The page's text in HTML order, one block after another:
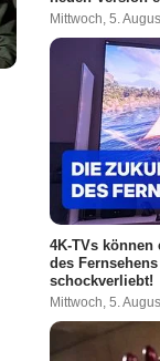
Mittwoch, 5.
4K-TVs können
des
schockverliebt!
Mittwoch, 5.